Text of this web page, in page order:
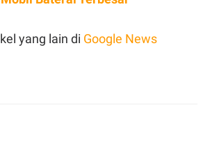
yang lain di Google News